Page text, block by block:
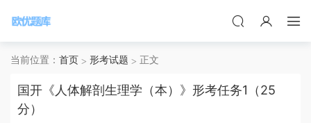
当前位置： 首页 形考试题 正文
国开《人体解剖生理学（本）》形考任务1（25
分）